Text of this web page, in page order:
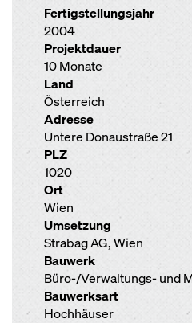
Fertigstellungsjahr
2004
Projektdauer
10 Monate
Land
Österreich
Adresse
Untere Donaustraße 21
PLZ
1020
Ort
Wien
Umsetzung
Strabag AG, Wien
Bauwerk
Büro-/Verwaltungs- und
Bauwerksart
Hochhäuser